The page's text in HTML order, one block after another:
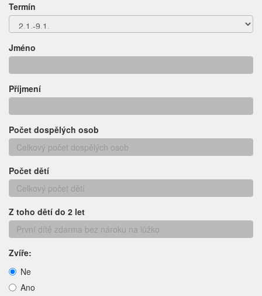
Termín
Jméno
Příjmení
Počet dospělých osob
Počet dětí
Z toho dětí do 2 let
Zvíře:
Ne
Ano